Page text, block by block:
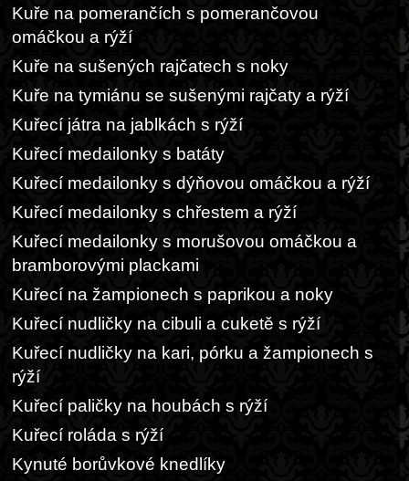
Kuře na pomerančích s pomerančovou
omáčkou a rýží
Kuře na sušených rajčatech s noky
Kuře na tymiánu se sušenými rajčaty a rýží
Kuřecí játra na jablkách s rýží
Kuřecí medailonky s batáty
Kuřecí medailonky s dýňovou omáčkou a rýží
Kuřecí medailonky s chřestem a rýží
Kuřecí medailonky s morušovou omáčkou a
bramborovými plackami
Kuřecí na žampionech s paprikou a noky
Kuřecí nudličky na cibuli a cuketě s rýží
Kuřecí nudličky na kari, pórku a žampionech s
rýží
Kuřecí paličky na houbách s rýží
Kuřecí roláda s rýží
Kynuté borůvkové knedlíky